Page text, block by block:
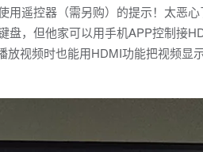
遥控器（需另购）的提示！太恶
，但他家可以用手机APP控制接
放视频时也能用HDMI功能把视频显